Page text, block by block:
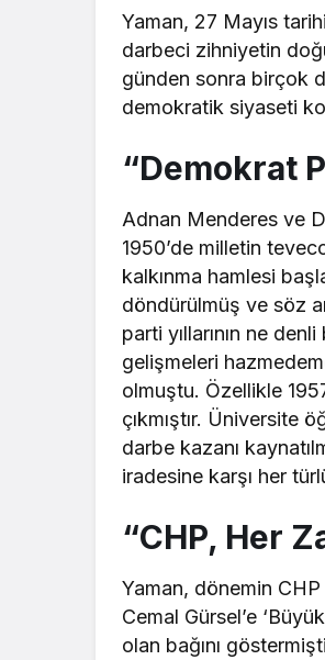
Yaman, 27 Mayıs
darbeci zihniyetin
günden sonra birçok
demokratik siyaseti
“Demokrat
Adnan Menderes ve
1950’de milletin
kalkınma hamlesi
döndürülmüş ve söz
parti yıllarının ne
gelişmeleri
olmuştu. Özellikle
çıkmıştır. Üniversite
darbe kazanı
iradesine karşı her
“CHP, Her
Yaman, dönemin
Cemal Gürsel’e
olan bağını